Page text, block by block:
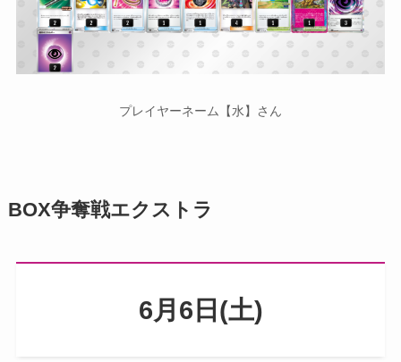
プレイヤーネーム【水】さん
BOX争奪戦エクストラ
6月6日(土)